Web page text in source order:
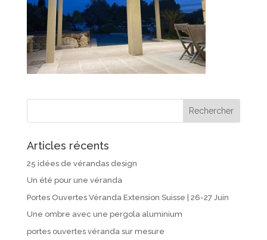
Articles récents
25 idées de vérandas design
Un été pour une véranda
Portes Ouvertes Véranda Extension Suisse | 26-27 Juin
Une ombre avec une pergola aluminium
portes ouvertes véranda sur mesure